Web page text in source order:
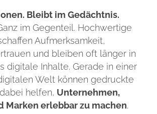
Bleibt im Gedächtnis.
im Gegenteil. Hochwertige
Aufmerksamkeit,
und bleiben oft länger in
digitale Inhalte. Gerade in einer
Welt können gedruckte
helfen, Unternehmen,
Marken erlebbar zu machen.